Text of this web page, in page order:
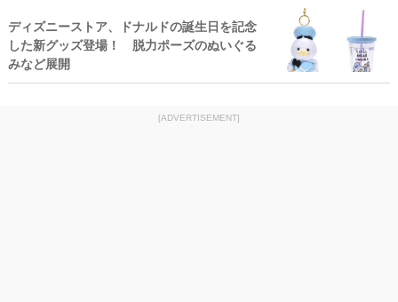
ディズニーストア、ドナルドの誕生日を記念
した新グッズ登場！ 脱力ポーズのぬいぐる
みなど展開
[ADVERTISEMENT]